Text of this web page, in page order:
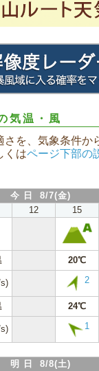
気温・風
さを、気象条件か
くはページ下部の
今 日 8/7(金)
12 15
20℃
2
24℃
1
明 日 8/8(土)